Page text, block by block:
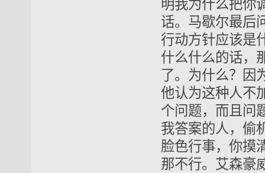
明我为什么把你
话。马歇尔最后
行动方针应该是
什么什么的话，
了。为什么？因
他认为这种人不
个问题，而且问
我答案的人，偷
脸色行事，你摸
那不行。艾森豪